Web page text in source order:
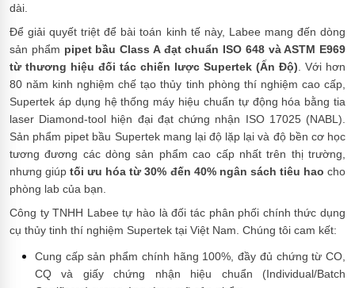
dài.
Để giải quyết triệt để bài toán kinh tế này, Labee mang đến dòng
sản phẩm pipet bầu Class A đạt chuẩn ISO 648 và ASTM E969
từ thương hiệu đối tác chiến lược Supertek (Ấn Độ) . Với hơn
80 năm kinh nghiệm chế tạo thủy tinh phòng thí nghiệm cao cấp,
Supertek áp dụng hệ thống máy hiệu chuẩn tự động hóa bằng tia
laser Diamond-tool hiện đại đạt chứng nhận ISO 17025 (NABL).
Sản phẩm pipet bầu Supertek mang lại độ lặp lại và độ bền cơ học
tương đương các dòng sản phẩm cao cấp nhất trên thị trường,
nhưng giúptối ưu hóa từ 30% đến 40% ngân sách tiêu hao cho
phòng lab của bạn.
Công ty TNHH Labee tự hào là đối tác phân phối chính thức dụng
cụ thủy tinh thí nghiệm Supertek tại Việt Nam. Chúng tôi cam kết:
Cung cấp sản phẩm chính hãng 100%, đầy đủ chứng từ CO,
CQ và giấy chứng nhận hiệu chuẩn (Individual/Batch